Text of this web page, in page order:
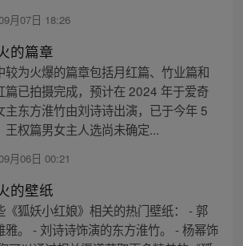
月07日 18:26
的篇章
较为火爆的篇章包括月红篇、竹业篇和
篇已拍摄完成，预计在 2024 年于爱奇
主东方淮竹由刘诗诗出演，已于今年 5
王权篇男女主人选尚未确定...
月06日 00:21
的壁纸
《狐妖小红娘》相关的热门壁纸： - 郭
雅。 - 刘诗诗饰演的东方淮竹。 - 杨幂饰